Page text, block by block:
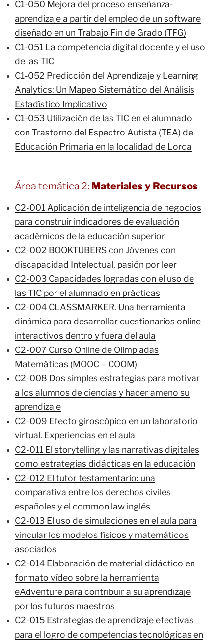
C1-050 Mejora del proceso enseñanza-
aprendizaje a partir del empleo de un software
diseñado en un Trabajo Fin de Grado (TFG)
C1-051 La competencia digital docente y el uso
de las TIC
C1-052 Predicción del Aprendizaje y Learning
Analytics: Un Mapeo Sistemático del Análisis
Estadístico Implicativo
C1-053 Utilización de las TIC en el alumnado
con Trastorno del Espectro Autista (TEA) de
Educación Primaria en la localidad de Lorca
Área temática 2: Materiales y Recursos
C2-001 Aplicación de inteligencia de negocios
para construir indicadores de evaluación
académicos de la educación superior
C2-002 BOOKTUBERS con Jóvenes con
discapacidad Intelectual, pasión por leer
C2-003 Capacidades logradas con el uso de
las TIC por el alumnado en prácticas
C2-004 CLASSMARKER. Una herramienta
dinámica para desarrollar cuestionarios online
interactivos dentro y fuera del aula
C2-007 Curso Online de Olimpiadas
Matemáticas (MOOC – COOM)
C2-008 Dos simples estrategias para motivar
a los alumnos de ciencias y hacer ameno su
aprendizaje
C2-009 Efecto giroscópico en un laboratorio
virtual. Experiencias en el aula
C2-011 El storytelling y las narrativas digitales
como estrategias didácticas en la educación
C2-012 El tutor testamentario: una
comparativa entre los derechos civiles
españoles y el common law inglés
C2-013 El uso de simulaciones en el aula para
vincular los modelos físicos y matemáticos
asociados
C2-014 Elaboración de material didáctico en
formato vídeo sobre la herramienta
eAdventure para contribuir a su aprendizaje
por los futuros maestros
C2-015 Estrategias de aprendizaje efectivas
para el logro de competencias tecnológicas en